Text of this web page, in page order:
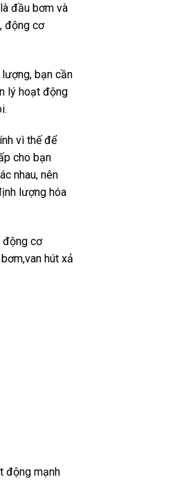
đầu bơm và
động cơ
bạn cần
lý hoạt động
vì thế để
cho bạn
nhau, nên
lượng hóa
động cơ
hút xả
động mạnh